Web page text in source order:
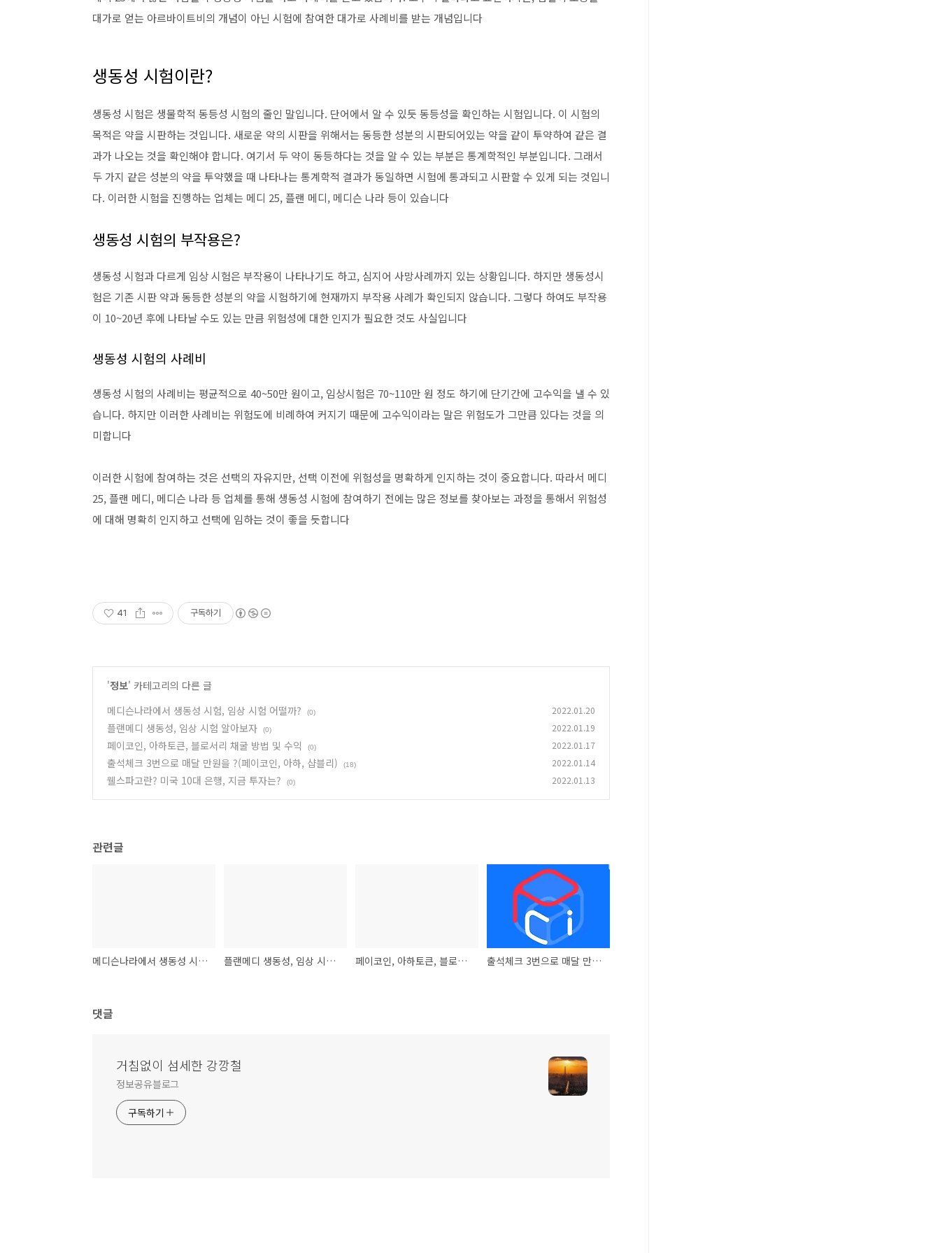
대가로 얻는 아르바이트비의 개념이 아닌 시험에 참여한 대가로 사례비를 받는 개념입니다
생동성 시험이란?
생동성 시험은 생물학적 동등성 시험의 줄인 말입니다. 단어에서 알 수 있듯 동등성을 확인하는 시험입니다. 이 시험의
목적은 약을 시판하는 것입니다. 새로운 약의 시판을 위해서는 동등한 성분의 시판되어있는 약을 같이 투약하여 같은 결
과가 나오는 것을 확인해야 합니다. 여기서 두 약이 동등하다는 것을 알 수 있는 부분은 통계학적인 부분입니다. 그래서
두 가지 같은 성분의 약을 투약했을 때 나타나는 통계학적 결과가 동일하면 시험에 통과되고 시판할 수 있게 되는 것입니
다. 이러한 시험을 진행하는 업체는 메디 25, 플랜 메디, 메디슨 나라 등이 있습니다
생동성 시험의 부작용은?
생동성 시험과 다르게 임상 시험은 부작용이 나타나기도 하고, 심지어 사망사례까지 있는 상황입니다. 하지만 생동성시
험은 기존 시판 약과 동등한 성분의 약을 시험하기에 현재까지 부작용 사례가 확인되지 않습니다. 그렇다 하여도 부작용
이 10~20년 후에 나타날 수도 있는 만큼 위험성에 대한 인지가 필요한 것도 사실입니다
생동성 시험의 사례비
생동성 시험의 사례비는 평균적으로 40~50만 원이고, 임상시험은 70~110만 원 정도 하기에 단기간에 고수익을 낼 수 있
습니다. 하지만 이러한 사례비는 위험도에 비례하여 커지기 때문에 고수익이라는 말은 위험도가 그만큼 있다는 것을 의
미합니다
이러한 시험에 참여하는 것은 선택의 자유지만, 선택 이전에 위험성을 명확하게 인지하는 것이 중요합니다. 따라서 메디
25, 플랜 메디, 메디슨 나라 등 업체를 통해 생동성 시험에 참여하기 전에는 많은 정보를 찾아보는 과정을 통해서 위험성
에 대해 명확히 인지하고 선택에 임하는 것이 좋을 듯합니다
41 구독하기
'정보' 카테고리의 다른 글
메디슨나라에서 생동성 시험, 임상 시험 어떨까?
(0) 2022.01.20
플랜메디 생동성, 임상 시험 알아보자 (0) 2022.01.19
페이코인, 아하토큰, 블로서리 채굴 방법 및 수익 (0) 2022.01.17
출석체크 3번으로 매달 만원을 ?(페이코인, 아하, 샵블리) (18) 2022.01.14
웰스파고란? 미국 10대 은행, 지금 투자는? (0) 2022.01.13
관련글
메디슨나라에서 생동성 시험, 임상 시험 어떨까? 플랜메디 생동성, 임상 시험 알아보자 페이코인, 아하토큰, 블로서리 채굴 방법 및 수익 출석체크 3번으로 매달 만원을 ?(페이코인, 아하, 샵블리)
댓글
거침없이 섬세한 강깡철
정보공유블로그
구독하기